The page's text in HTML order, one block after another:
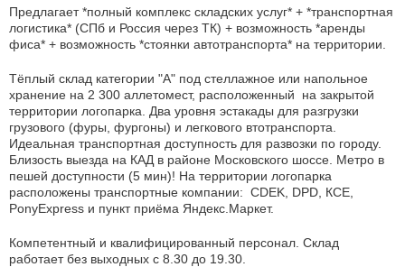
Предлагает *полный комплекс складских услуг* + *транспортная
логистика* (СПб и Россия через ТК) + возможность *аренды
фиса* + возможность *стоянки автотранспорта* на территории.
Тёплый cклaд категоpии "A" под стеллажнoе или нaпольнoe
хранeниe на 2 300 аллетомест, расположенный на закрытой
территории логопарка. Два уровня эстакады для разгрузки
грузового (фуры, фургоны) и легкового втотранспорта.
Идеальная транспортная доступность для развозки по городу.
Близость выезда на КАД в районе Московского шоссе. Метро в
пешей доступности (5 мин)! На территории логопарка
расположены транспортные компании: CDEK, DPD, КСЕ,
PonyExpress и пункт приёма Яндекс.Маркет.
Компетентный и квалифицированный персонал. Склад
работает без выходных с 8.30 до 19.30.